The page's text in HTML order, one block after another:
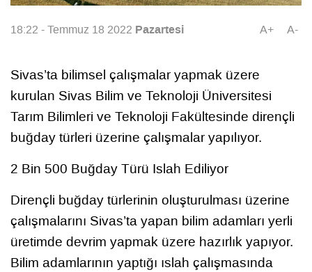
18:22 - Temmuz 18 2022 Pazartesi A+ A-
Sivas’ta bilimsel çalışmalar yapmak üzere
kurulan Sivas Bilim ve Teknoloji Üniversitesi
Tarım Bilimleri ve Teknoloji Fakültesinde dirençli
buğday türleri üzerine çalışmalar yapılıyor.
2 Bin 500 Buğday Türü Islah Ediliyor
Dirençli buğday türlerinin oluşturulması üzerine
çalışmalarını Sivas’ta yapan bilim adamları yerli
üretimde devrim yapmak üzere hazırlık yapıyor.
Bilim adamlarının yaptığı ıslah çalışmasında